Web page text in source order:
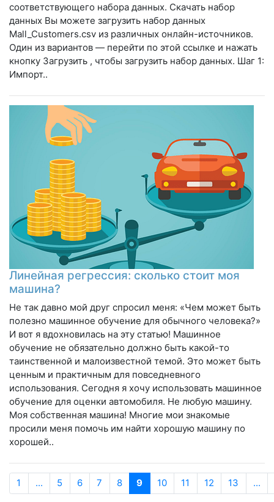
соответствующего набора данных. Скачать набор
данных Вы можете загрузить набор данных
Mall_Customers.csv из различных онлайн-источников.
Один из вариантов — перейти по этой ссылке и нажать
кнопку Загрузить , чтобы загрузить набор данных. Шаг 1:
Импорт..
Линейная регрессия: сколько стоит моя
машина?
Не так давно мой друг спросил меня: «Чем может быть
полезно машинное обучение для обычного человека?»
И вот я вдохновилась на эту статью! Машинное
обучение не обязательно должно быть какой-то
таинственной и малоизвестной темой. Это может быть
ценным и практичным для повседневного
использования. Сегодня я хочу использовать машинное
обучение для оценки автомобиля. Не любую машину.
Моя собственная машина! Многие мои знакомые
просили меня помочь им найти хорошую машину по
хорошей..
1 ... 5 6 7 8 9 10 11 12 13 ...